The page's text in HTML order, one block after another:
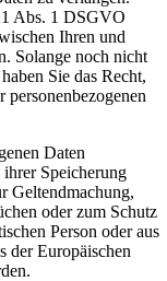
Abs. 1 DSGVO
Ihren und
Solange noch nicht
Sie das Recht,
Daten
Speicherung
Geltendmachung,
oder zum Schutz
Person oder aus
der Europäischen